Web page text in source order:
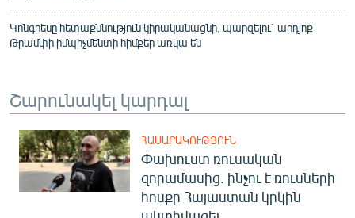
Կոնգրեսը հետաքննություն կիրականացնի, պարզելու` արդյոք
Թրամփի իմպիչմենտի հիմքեր առկա են
Շարունակել կարդալ
ՀԱՍԱՐԱԿՈՒԹՅՈՒՆ
Փախուստ ռուսական
զորամասից. ինչու է ռուսների
հոսքը Հայաստան կրկին